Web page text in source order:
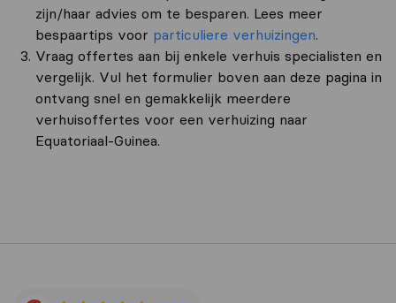
zijn/haar advies om te besparen. Lees meer
bespaartips voor particuliere verhuizingen.
Vraag offertes aan bij enkele verhuis specialisten en
vergelijk. Vul het formulier boven aan deze pagina in
ontvang snel en gemakkelijk meerdere
verhuisoffertes voor een verhuizing naar
Equatoriaal-Guinea.